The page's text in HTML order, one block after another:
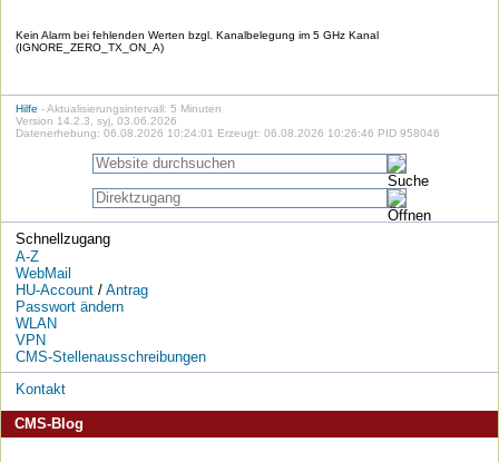
Kein Alarm bei fehlenden Werten bzgl. Kanalbelegung im 5 GHz Kanal
(IGNORE_ZERO_TX_ON_A)
Hilfe - Aktualisierungsintervall: 5 Minuten
Version 14.2.3, syj, 03.06.2026
Datenerhebung: 06.08.2026 10:24:01 Erzeugt: 06.08.2026 10:26:46 PID 958046
Schnellzugang
A-Z
WebMail
HU-Account/ Antrag
Passwort ändern
WLAN
VPN
CMS-Stellenausschreibungen
Kontakt
CMS-Blog